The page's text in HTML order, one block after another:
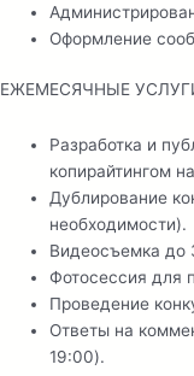
Оформление
ЕЖЕМЕСЯЧНЫЕ
Разработка и
копирайтингом
Дублирование
необходимости).
Видеосъемка до
Фотосессия для
Проведение
Ответы на
19:00).